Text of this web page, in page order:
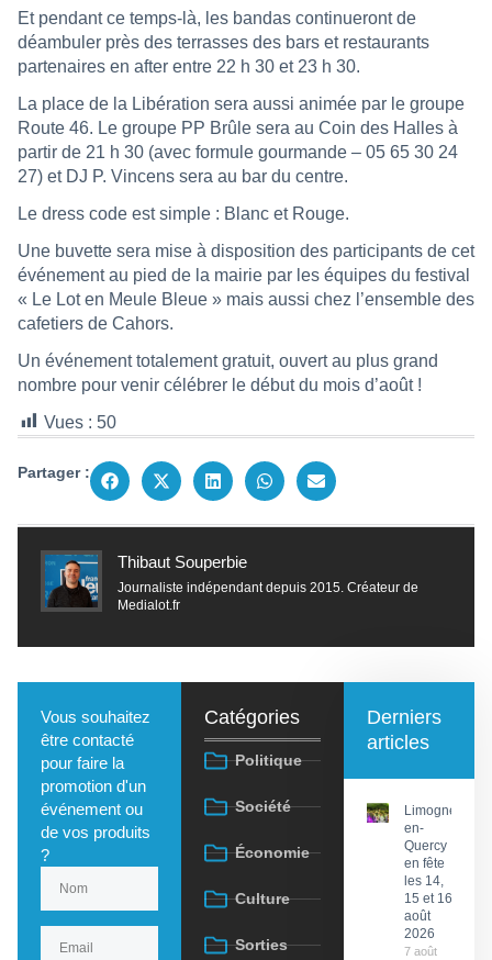
Et pendant ce temps-là, les bandas continueront de
déambuler près des terrasses des bars et restaurants
partenaires en after entre 22 h 30 et 23 h 30.
La place de la Libération sera aussi animée par le groupe
Route 46. Le groupe PP Brûle sera au Coin des Halles à
partir de 21 h 30 (avec formule gourmande – 05 65 30 24
27) et DJ P. Vincens sera au bar du centre.
Le dress code est simple : Blanc et Rouge.
Une buvette sera mise à disposition des participants de cet
événement au pied de la mairie par les équipes du festival
« Le Lot en Meule Bleue » mais aussi chez l’ensemble des
cafetiers de Cahors.
Un événement totalement gratuit, ouvert au plus grand
nombre pour venir célébrer le début du mois d’août !
Vues : 50
Partager :
Thibaut Souperbie
Journaliste indépendant depuis 2015. Créateur de
Medialot.fr
Vous souhaitez
être contacté
pour faire la
promotion d'un
événement ou
de vos produits
?
Catégories
Politique
Société
Économie
Culture
Sorties
Derniers
articles
Limogne-
en-
Quercy
en fête
les 14,
15 et 16
août
2026
7 août